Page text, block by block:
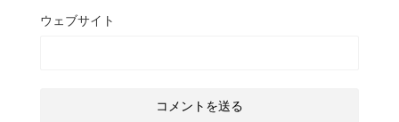
ウェブサイト